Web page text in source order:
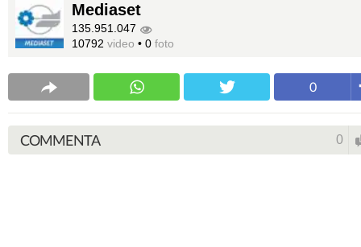
Mediaset
135.951.047
10792 video • 0 foto
0
COMMENTA 0